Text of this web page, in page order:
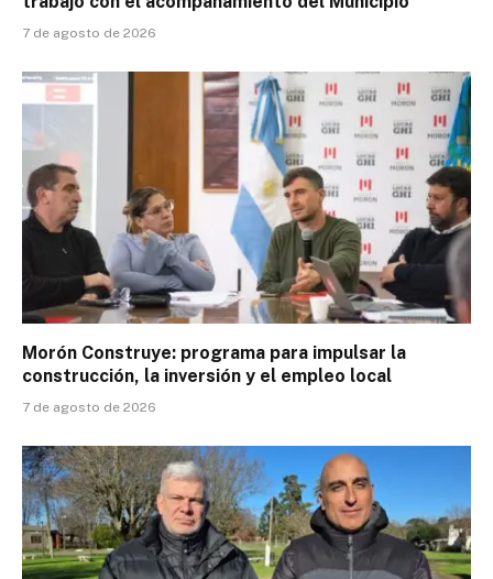
7 de agosto de 2026
Morón Construye: programa para impulsar la
construcción, la inversión y el empleo local
7 de agosto de 2026